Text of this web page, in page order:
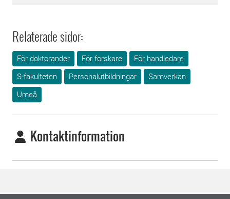
Relaterade sidor:
För doktorander För forskare
För handledare
S-fakulteten
Personalutbildningar
Samverkan
Umeå
Kontaktinformation